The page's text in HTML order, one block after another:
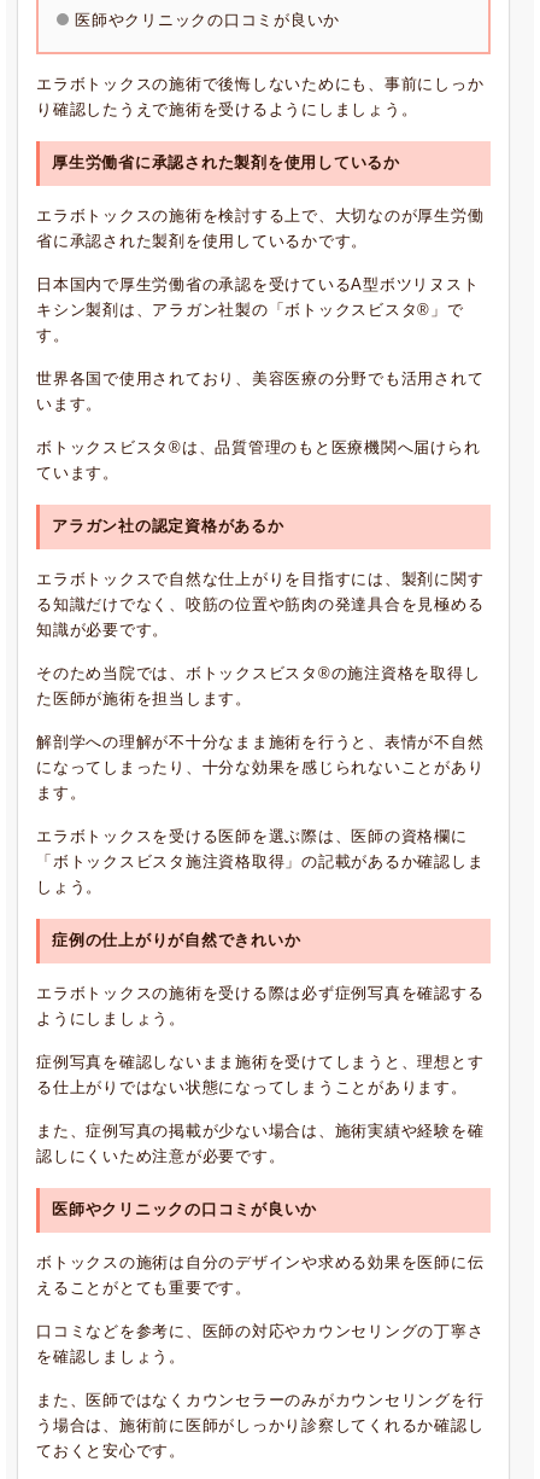
医師やクリニックの口コミが良いか
エラボトックスの施術で後悔しないためにも、事前にしっか
り確認したうえで施術を受けるようにしましょう。
厚生労働省に承認された製剤を使用しているか
エラボトックスの施術を検討する上で、大切なのが厚生労働
省に承認された製剤を使用しているかです。
日本国内で厚生労働省の承認を受けているA型ボツリヌスト
キシン製剤は、アラガン社製の「ボトックスビスタ®」で
す。
世界各国で使用されており、美容医療の分野でも活用されて
います。
ボトックスビスタ®は、品質管理のもと医療機関へ届けられ
ています。
アラガン社の認定資格があるか
エラボトックスで自然な仕上がりを目指すには、製剤に関す
る知識だけでなく、咬筋の位置や筋肉の発達具合を見極める
知識が必要です。
そのため当院では、ボトックスビスタ®の施注資格を取得し
た医師が施術を担当します。
解剖学への理解が不十分なまま施術を行うと、表情が不自然
になってしまったり、十分な効果を感じられないことがあり
ます。
エラボトックスを受ける医師を選ぶ際は、医師の資格欄に
「ボトックスビスタ施注資格取得」の記載があるか確認しま
しょう。
症例の仕上がりが自然できれいか
エラボトックスの施術を受ける際は必ず症例写真を確認する
ようにしましょう。
症例写真を確認しないまま施術を受けてしまうと、理想とす
る仕上がりではない状態になってしまうことがあります。
また、症例写真の掲載が少ない場合は、施術実績や経験を確
認しにくいため注意が必要です。
医師やクリニックの口コミが良いか
ボトックスの施術は自分のデザインや求める効果を医師に伝
えることがとても重要です。
口コミなどを参考に、医師の対応やカウンセリングの丁寧さ
を確認しましょう。
また、医師ではなくカウンセラーのみがカウンセリングを行
う場合は、施術前に医師がしっかり診察してくれるか確認し
ておくと安心です。